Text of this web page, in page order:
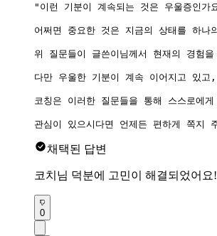
"이런 기분이 계속되는 것은 우울증인가
어쩌면 중요한 것은 지금의 상태를 하
위 질문들이 글쓴이님께서 현재의 경험
다만 우울한 기분이 계속 이어지고 있
코칭은 이러한 질문들을 통해 스스로에
관심이 있으시다면 언제든 편하게 쪽
채택된 답변
코치님 덕분에 고민이 해결되었어요!
0